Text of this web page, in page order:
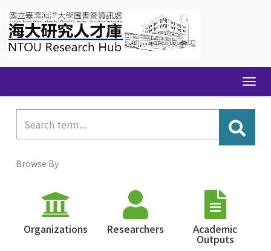
navigation
Browse By
Organizations Researchers Academic
Outputs